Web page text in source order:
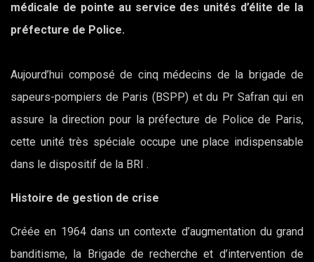
médicale de pointe au service des unités d’élite de la
préfecture de Police.
Aujourd’hui composé de cinq médecins de la brigade de
sapeurs-pompiers de Paris (BSPP) et du Pr Safran qui en
assure la direction pour la préfecture de Police de Paris,
cette unité très spéciale occupe une place indispensable
dans le dispositif de la BRI .
Histoire de gestion de crise
Créée en 1964 dans un contexte d’augmentation du grand
banditisme, la Brigade de recherche et d’intervention de